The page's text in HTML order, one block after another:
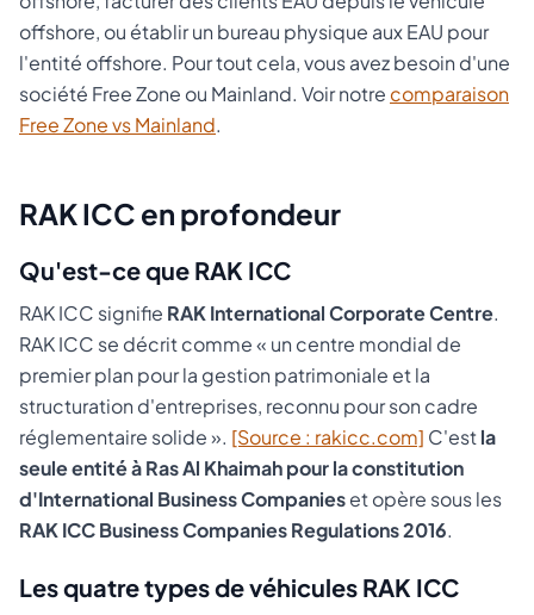
offshore, ou établir un bureau physique aux EAU pour
l'entité offshore. Pour tout cela, vous avez besoin d'une
société Free Zone ou Mainland. Voir notre comparaison
Free Zone vs Mainland.
RAK ICC en profondeur
Qu'est-ce que RAK ICC
RAK ICC signifie RAK International Corporate Centre.
RAK ICC se décrit comme « un centre mondial de
premier plan pour la gestion patrimoniale et la
structuration d'entreprises, reconnu pour son cadre
réglementaire solide ». [Source : rakicc.com] C'estla
seule entité à Ras Al Khaimah pour la constitution
d'International Business Companieset opère sous les
RAK ICC Business Companies Regulations 2016.
Les quatre types de véhicules RAK ICC